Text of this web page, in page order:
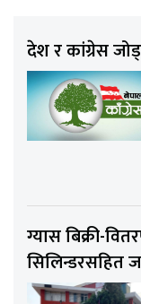
देश र कांग्रेस
ग्यास बिक्री-
सिलिन्डरसहित